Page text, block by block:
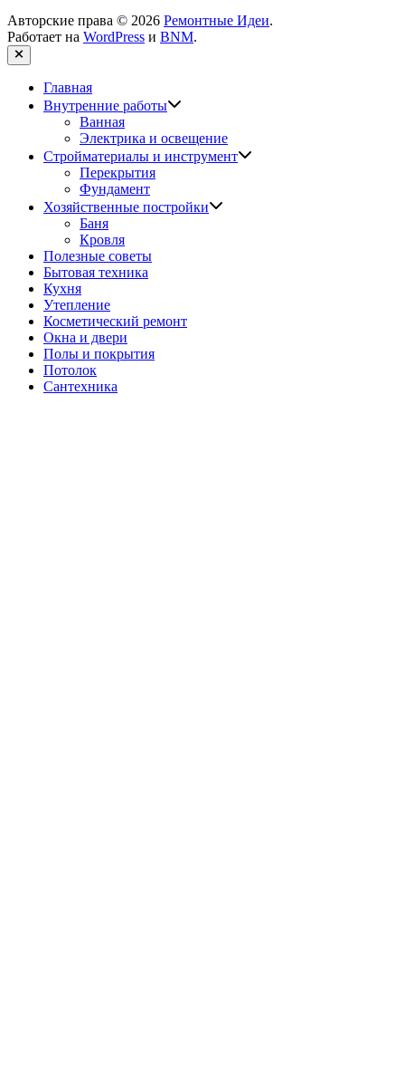
Авторские права © 2026 Ремонтные Идеи.
Работает на WordPress и BNM.
Закрыть
Главная
Внутренние работы
Ванная
Электрика и освещение
Стройматериалы и инструмент
Перекрытия
Фундамент
Хозяйственные постройки
Баня
Кровля
Полезные советы
Бытовая техника
Кухня
Утепление
Косметический ремонт
Окна и двери
Полы и покрытия
Потолок
Сантехника